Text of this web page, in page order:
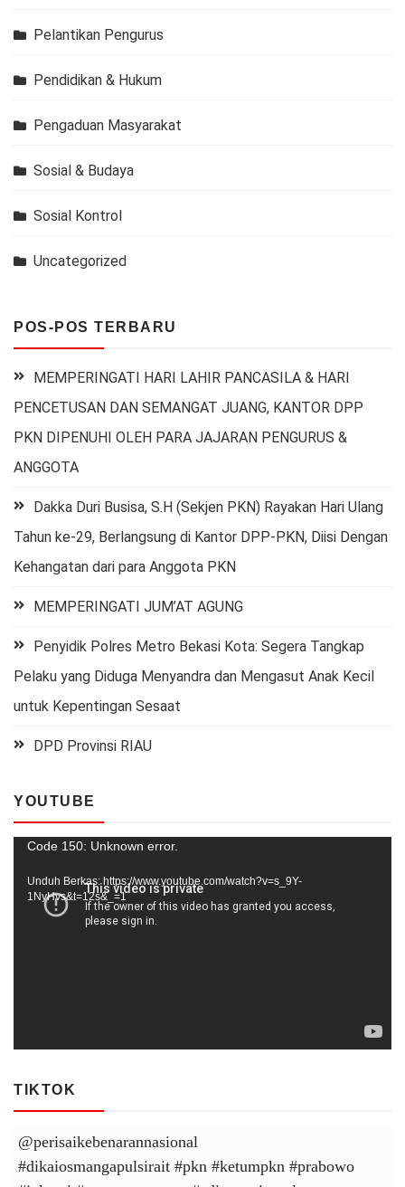
Pelantikan Pengurus
Pendidikan & Hukum
Pengaduan Masyarakat
Sosial & Budaya
Sosial Kontrol
Uncategorized
POS-POS TERBARU
MEMPERINGATI HARI LAHIR PANCASILA & HARI
PENCETUSAN DAN SEMANGAT JUANG, KANTOR DPP
PKN DIPENUHI OLEH PARA JAJARAN PENGURUS &
ANGGOTA
Dakka Duri Busisa, S.H (Sekjen PKN) Rayakan Hari Ulang
Tahun ke-29, Berlangsung di Kantor DPP-PKN, Diisi Dengan
Kehangatan dari para Anggota PKN
MEMPERINGATI JUM’AT AGUNG
Penyidik Polres Metro Bekasi Kota: Segera Tangkap
Pelaku yang Diduga Menyandra dan Mengasut Anak Kecil
untuk Kepentingan Sesaat
DPD Provinsi RIAU
YOUTUBE
Pemutar
Video
Code 150: Unknown error.
Unduh Berkas: https://www.youtube.com/watch?v=s_9Y-
1NyHvs&t=12s&_=1
TIKTOK
@perisaikebenarannasional
#dikaiosmangapulsirait #pkn #ketumpkn #prabowo